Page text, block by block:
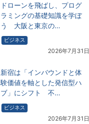
ドローンを飛ばし、プログ
ラミングの基礎知識を学ぼ
う 大阪と東京の…
ビジネス
2026年7月31日
新宿は「インバウンドと体
験価値を軸とした発信型ハ
ブ」にシフト 不…
ビジネス
2026年7月31日